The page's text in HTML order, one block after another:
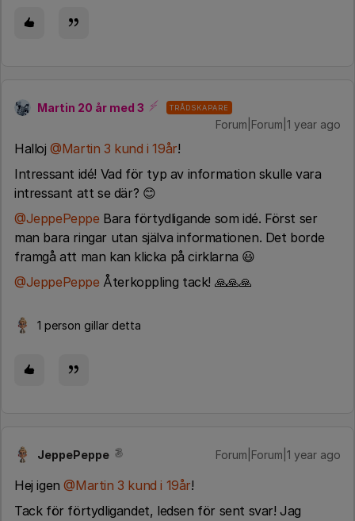
Martin 20 år med 3 TRÅDSKAPARE
Forum|Forum|1 year ago
Halloj ​@Martin 3 kund i 19år!
Intressant idé! Vad för typ av information skulle vara
intressant att se där? 😊
@JeppePeppeBara förtydligande som idé. Först ser
man bara ringar utan själva informationen. Det borde
framgå att man kan klicka på cirklarna 😃
@JeppePeppeÅterkoppling tack! 🙏🙏🙏
1 person gillar detta
JeppePeppe Forum|Forum|1 year ago
Hej igen ​@Martin 3 kund i 19år!
Tack för förtydligandet, ledsen för sent svar! Jag